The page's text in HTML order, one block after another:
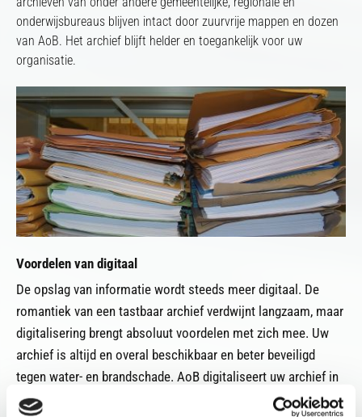
onderwijsbureaus blijven intact door zuurvrije mappen en dozen
van AoB. Het archief blijft helder en toegankelijk voor uw
organisatie.
Voordelen van digitaal
De opslag van informatie wordt steeds meer digitaal. De
romantiek van een tastbaar archief verdwijnt langzaam, maar
digitalisering brengt absoluut voordelen met zich mee. Uw
archief is altijd en overal beschikbaar en beter beveiligd
tegen water- en brandschade. AoB digitaliseert uw archief in
samenwerking met een gespecialiseerd bureau.